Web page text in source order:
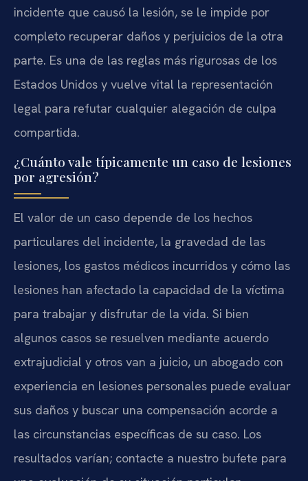
incidente que causó la lesión, se le impide por
completo recuperar daños y perjuicios de la otra
parte. Es una de las reglas más rigurosas de los
Estados Unidos y vuelve vital la representación
legal para refutar cualquier alegación de culpa
compartida.
¿Cuánto vale típicamente un caso de lesiones
por agresión?
El valor de un caso depende de los hechos
particulares del incidente, la gravedad de las
lesiones, los gastos médicos incurridos y cómo las
lesiones han afectado la capacidad de la víctima
para trabajar y disfrutar de la vida. Si bien
algunos casos se resuelven mediante acuerdo
extrajudicial y otros van a juicio, un abogado con
experiencia en lesiones personales puede evaluar
sus daños y buscar una compensación acorde a
las circunstancias específicas de su caso. Los
resultados varían; contacte a nuestro bufete para